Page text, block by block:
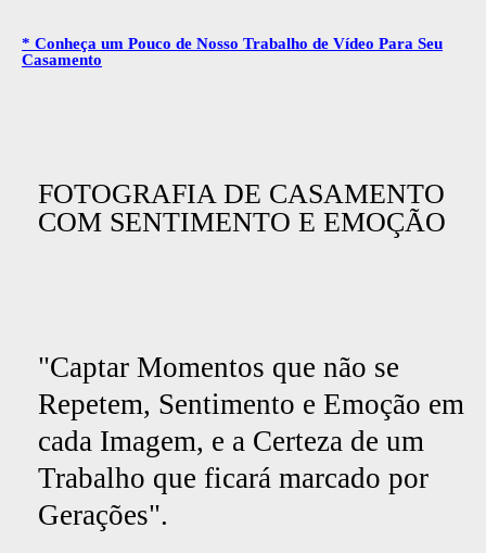
* Conheça um Pouco de Nosso Trabalho de Vídeo Para Seu
Casamento
FOTOGRAFIA DE CASAMENTO
COM SENTIMENTO E EMOÇÃO
"Captar Momentos que não se
Repetem, Sentimento e Emoção em
cada Imagem, e a Certeza de um
Trabalho que ficará marcado por
Gerações".